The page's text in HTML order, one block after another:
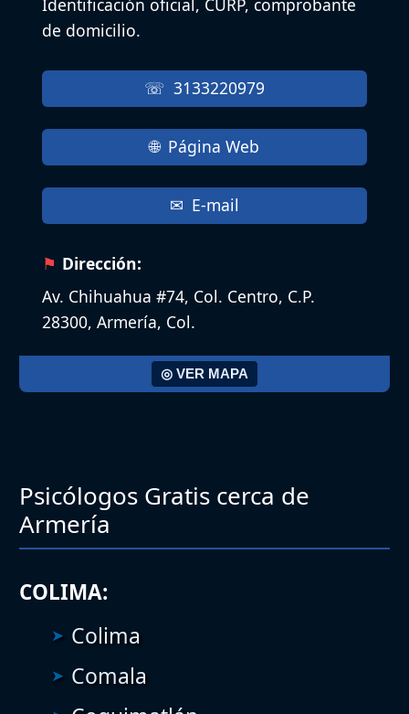
de domicilio.
3133220979
Página Web
E-mail
Dirección:
Av. Chihuahua #74, Col. Centro, C.P.
28300, Armería, Col.
◎ VER MAPA
Psicólogos Gratis cerca de
Armería
COLIMA:
Colima
Comala